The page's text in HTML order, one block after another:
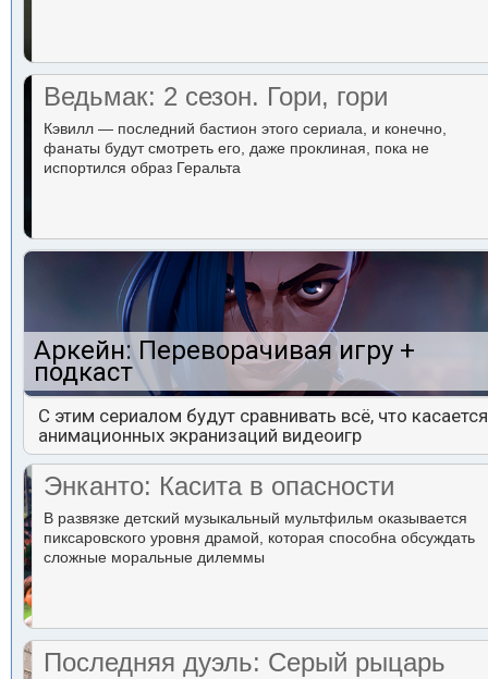
Ведьмак: 2 сезон. Гори, гори
Кэвилл — последний бастион этого сериала, и конечно,
фанаты будут смотреть его, даже проклиная, пока не
испортился образ Геральта
Аркейн: Переворачивая игру +
подкаст
С этим сериалом будут сравнивать всё, что касается
анимационных экранизаций видеоигр
Энканто: Касита в опасности
В развязке детский музыкальный мультфильм оказывается
пиксаровского уровня драмой, которая способна обсуждать
сложные моральные дилеммы
Последняя дуэль: Серый рыцарь